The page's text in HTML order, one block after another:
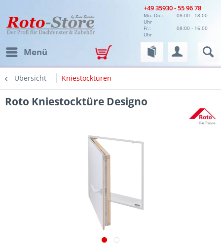
+49 35930 - 55 96 78
Mo.-Do.:
08:00 - 18:00
Uhr
Fr.:
08:00 - 16:00
Uhr
Menü
Übersicht Kniestocktüren
Roto Kniestocktüre Designo